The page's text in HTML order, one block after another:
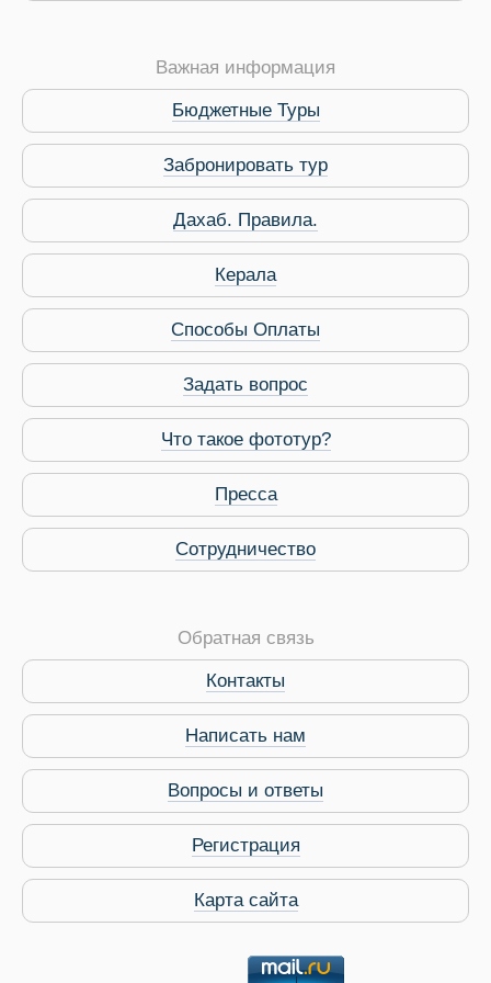
Дахаб
Виза в Индию
Важная информация
Бюджетные Туры
Забронировать тур
Дахаб. Правила.
Керала
Способы Оплаты
Задать вопрос
Что такое фототур?
Пресса
Сотрудничество
Обратная связь
Контакты
Написать нам
Вопросы и ответы
Регистрация
Карта сайта